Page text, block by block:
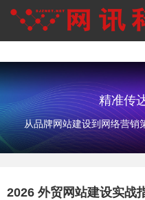
精准传
从品牌网站建设到网络营销
2026 外贸网站建设实战